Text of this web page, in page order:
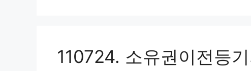
110724. 소유권이전등